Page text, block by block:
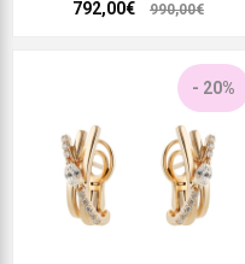
792,00€ 990,00€
- 20%